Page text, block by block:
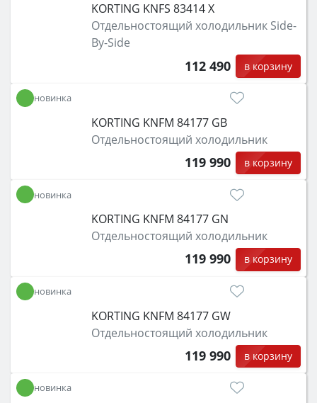
KORTING KNFS 83414 X
Отдельностоящий холодильник Side-
By-Side
112 490 в корзину
новинка
KORTING KNFM 84177 GB
Отдельностоящий холодильник
119 990 в корзину
новинка
KORTING KNFM 84177 GN
Отдельностоящий холодильник
119 990 в корзину
новинка
KORTING KNFM 84177 GW
Отдельностоящий холодильник
119 990 в корзину
новинка